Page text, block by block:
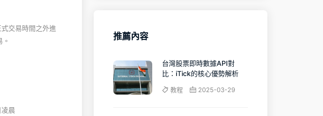
式交易時間之外進
晨
推薦內容
台灣股票即時數據API對
比：iTick的核心優勢解析
教程 2025-03-29